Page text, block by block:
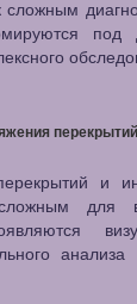
под
и
для
анализа